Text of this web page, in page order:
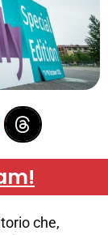
che,